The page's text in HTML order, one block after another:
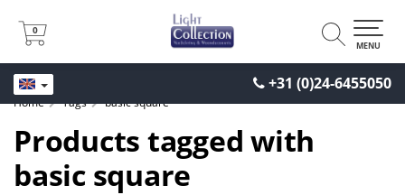
+31 (0)24-6455050
0
0
MENU
Home Tags basic square
Products tagged with
basic square